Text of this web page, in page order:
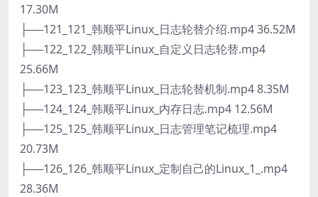
17.30M
├──121_121_韩顺平Linux_日志轮替介绍.mp4 36.52M
├──122_122_韩顺平Linux_自定义日志轮替.mp4
25.66M
├──123_123_韩顺平Linux_日志轮替机制.mp4 8.35M
├──124_124_韩顺平Linux_内存日志.mp4 12.56M
├──125_125_韩顺平Linux_日志管理笔记梳理.mp4
20.73M
├──126_126_韩顺平Linux_定制自己的Linux_1_.mp4
28.36M